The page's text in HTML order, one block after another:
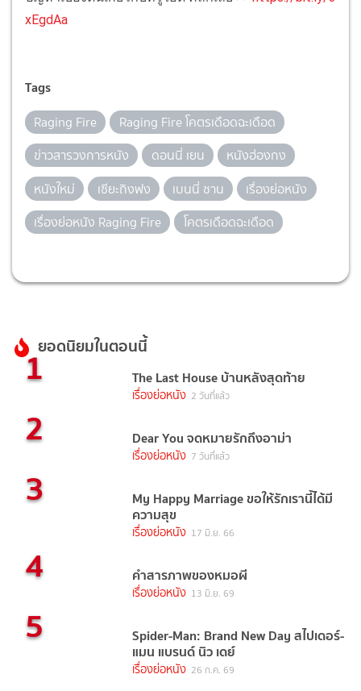
xEgdAa
Tags
Raging Fire
Raging Fire โคตรเดือดฉะเดือด
ข่าวสารวงการหนัง
ดอนนี่ เยน
หนังฮ่องกง
หนังใหม่
เซียะถิงฟง เบนนี่ ชาน
เรื่องย่อหนัง
เรื่องย่อหนัง Raging Fire
โคตรเดือดฉะเดือด
ยอดนิยมในตอนนี้
1 The Last House บ้านหลังสุดท้าย
เรื่องย่อหนัง 2 วันที่แล้ว
2 Dear You จดหมายรักถึงอาม่า
เรื่องย่อหนัง 7 วันที่แล้ว
3 My Happy Marriage ขอให้รักเรานี้ได้มี
ความสุข
เรื่องย่อหนัง 17 มิ.ย. 66
4 คำสารภาพของหมอผี
เรื่องย่อหนัง 13 มิ.ย. 69
5 Spider-Man: Brand New Day สไปเดอร์-
แมน แบรนด์ นิว เดย์
เรื่องย่อหนัง 26 ก.ค. 69